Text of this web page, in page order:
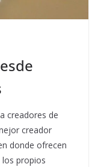
creadores de
creador
donde ofrecen
los propios